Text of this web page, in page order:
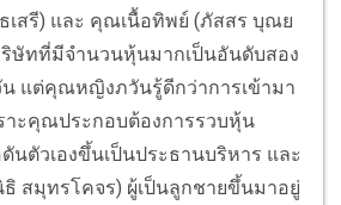
เสรี) และ คุณเนื้อทิพย์ (ภัสสร บุณย
ษัทที่มีจำนวนหุ้นมากเป็นอันดับสอง
แต่คุณหญิงภวันรู้ดีกว่าการเข้ามา
าะคุณประกอบต้องการรวบหุ้น
นตัวเองขึ้นเป็นประธานบริหาร และ
สมุทรโคจร) ผู้เป็นลูกชายขึ้นมาอยู่